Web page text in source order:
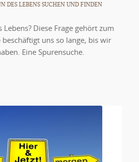
DES LEBENS SUCHEN UND FINDEN
Lebens? Diese Frage gehört zum
beschäftigt uns so lange, bis wir
Eine Spurensuche.